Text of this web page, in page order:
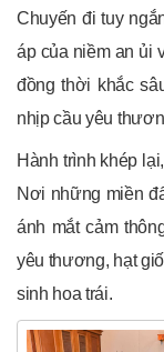
Chuyến đi tuy
áp của niềm an ủi
đồng thời khắc
nhịp cầu yêu
Hành trình khép
Nơi những miền
ánh mắt cảm
yêu thương, hạt
sinh hoa trái.